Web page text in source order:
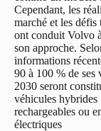
Cependant, les
marché et les défis
ont conduit Volvo
son approche.
informations
90 à 100 % de ses
2030 seront
véhicules hybrides
rechargeables ou
électriques